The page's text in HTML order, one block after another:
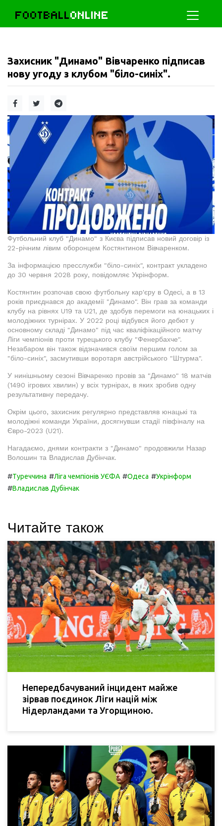
FOOTBALLONLINE
Захисник "Динамо" Вівчаренко підписав
нову угоду з клубом "біло-синіх".
Футбольний клуб "Динамо" з Києва підписав новий договір із
22-річним лівим оборонцем Костянтином Вівчаренком.
За інформацією пресслужби "біло-синіх", контракт укладено
до 30 червня 2028 року, повідомляє Укрінформ.
Костянтин розпочав свою футбольну кар'єру в Одесі, а в 13
років приєднався до академії "Динамо". Він грав за команди
клубу на рівнях U19 та U21, де здобув перемоги на юнацьких і
молодіжних турнірах. У 2022 році відбувся його дебют у
основному складі "Динамо" під час кваліфікаційного матчу
Ліги чемпіонів проти турецького клубу "Фенербахче".
Незабаром він також відзначився своїм першим голом за
"біло-синіх", засмутивши воротаря австрійського "Штурма".
У нинішньому сезоні Вівчаренко провів за "Динамо" 18 матчів
(1490 ігрових хвилин) у всіх турнірах, в яких зробив одну
результативну передачу.
Окрім цього, захисник регулярно представляв юнацькі та
молодіжні команди України, досягнувши стадії півфіналу на
Євро-2023 (U21).
Нагадаємо, днями контракти з "Динамо" продовжили Назар
Волошин та Владислав Дубінчак.
#Туреччина #Ліга чемпіонів УЄФА #Одеса #Укрінформ
#Владислав Дубінчак
Читайте також
Непередбачуваний інцидент майже
зірвав поєдинок Ліги націй між
Нідерландами та Угорщиною.